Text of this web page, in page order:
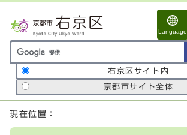
Language
サイト内検索の範囲
右京区サイト内
京都市サイト全体
ここから本文です
現在位置：